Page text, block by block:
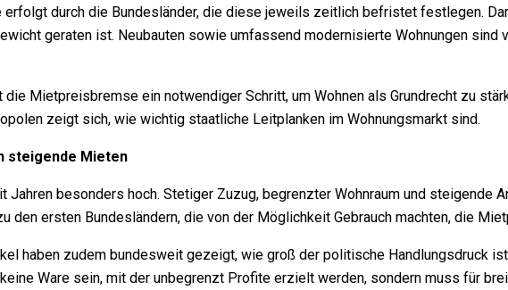
durch die Bundesländer, die diese jeweils zeitlich befristet festlegen.
geraten ist. Neubauten sowie umfassend modernisierte Wohnungen sind
Mietpreisbremse ein notwendiger Schritt, um Wohnen als Grundrecht zu
zeigt sich, wie wichtig staatliche Leitplanken im Wohnungsmarkt sind.
steigende Mieten
Jahren besonders hoch. Stetiger Zuzug, begrenzter Wohnraum und steigende
den ersten Bundesländern, die von der Möglichkeit Gebrauch machten, die
haben zudem bundesweit gezeigt, wie groß der politische Handlungsdruck
Ware sein, mit der unbegrenzt Profite erzielt werden, sondern muss für